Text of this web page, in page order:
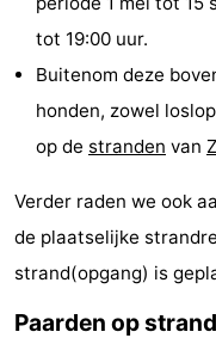
doen
Bezienswaardigheden
Musea
Galeries
-
Monumenten
-
tot 19:00 uur.
Buitenom deze
honden, zowel
op de stranden van
Verder raden we ook
de plaatselijke
strand(opgang) is
Paarden op strand